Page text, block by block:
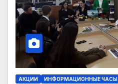
АКЦИИ ИНФОРМАЦИОННЫЕ ЧАСЫ